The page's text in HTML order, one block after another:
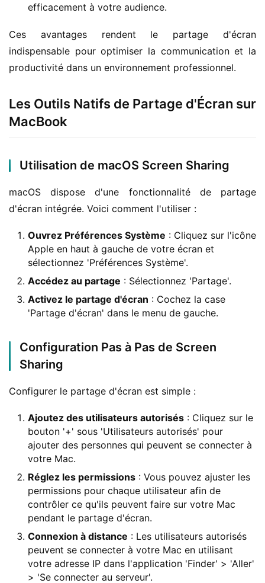
efficacement à votre audience.
Ces avantages rendent le partage d'écran
indispensable pour optimiser la communication et la
productivité dans un environnement professionnel.
Les Outils Natifs de Partage d'Écran sur
MacBook
Utilisation de macOS Screen Sharing
macOS dispose d'une fonctionnalité de partage
d'écran intégrée. Voici comment l'utiliser :
Ouvrez Préférences Système : Cliquez sur l'icône
Apple en haut à gauche de votre écran et
sélectionnez 'Préférences Système'.
Accédez au partage : Sélectionnez 'Partage'.
Activez le partage d'écran : Cochez la case
'Partage d'écran' dans le menu de gauche.
Configuration Pas à Pas de Screen
Sharing
Configurer le partage d'écran est simple :
Ajoutez des utilisateurs autorisés : Cliquez sur le
bouton '+' sous 'Utilisateurs autorisés' pour
ajouter des personnes qui peuvent se connecter à
votre Mac.
Réglez les permissions : Vous pouvez ajuster les
permissions pour chaque utilisateur afin de
contrôler ce qu'ils peuvent faire sur votre Mac
pendant le partage d'écran.
Connexion à distance : Les utilisateurs autorisés
peuvent se connecter à votre Mac en utilisant
votre adresse IP dans l'application 'Finder' > 'Aller'
> 'Se connecter au serveur'.